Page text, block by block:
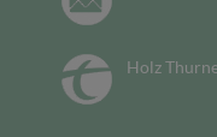
Holz